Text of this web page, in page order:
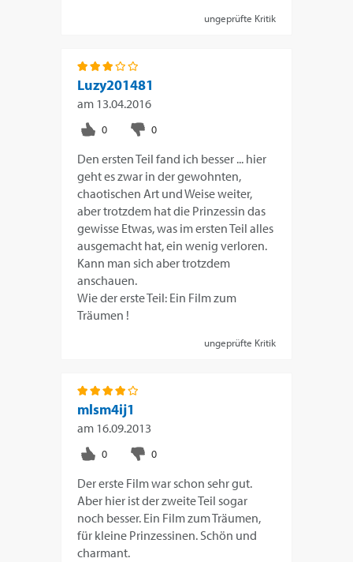
ungeprüfte Kritik
Luzy201481
am 13.04.2016
Den ersten Teil fand ich besser ... hier
geht es zwar in der gewohnten,
chaotischen Art und Weise weiter,
aber trotzdem hat die Prinzessin das
gewisse Etwas, was im ersten Teil alles
ausgemacht hat, ein wenig verloren.
Kann man sich aber trotzdem
anschauen.
Wie der erste Teil: Ein Film zum
Träumen !
ungeprüfte Kritik
mlsm4ij1
am 16.09.2013
Der erste Film war schon sehr gut.
Aber hier ist der zweite Teil sogar
noch besser. Ein Film zum Träumen,
für kleine Prinzessinen. Schön und
charmant.